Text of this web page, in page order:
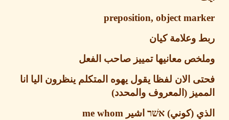
preposition, object
وعلامة كيان
معانيها تمييز صاحب الفعل
الان لفظا يقول يهوه المتكلمينظرون اليا انا
المعروف والمحدد)
كوني)אשׁרاشيرme whom